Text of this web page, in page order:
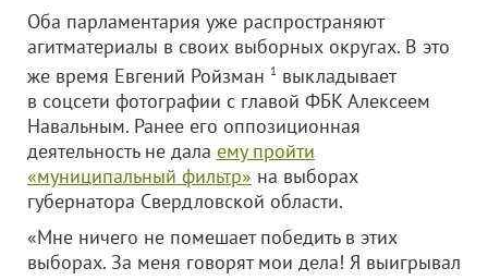
Оба парламентария уже распространяют
агитматериалы в своих выборных округах. В это
же время Евгений Ройзман 1 выкладывает
в соцсети фотографии с главой ФБК Алексеем
Навальным. Ранее его оппозиционная
деятельность не дала ему пройти
«муниципальный фильтр» на выборах
губернатора Свердловской области.
«Мне ничего не помешает победить в этих
выборах. За меня говорят мои дела! Я выигрывал